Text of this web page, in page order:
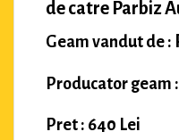
de catre Parbiz
Geam vandut de :
Producator geam
Pret : 640 Lei